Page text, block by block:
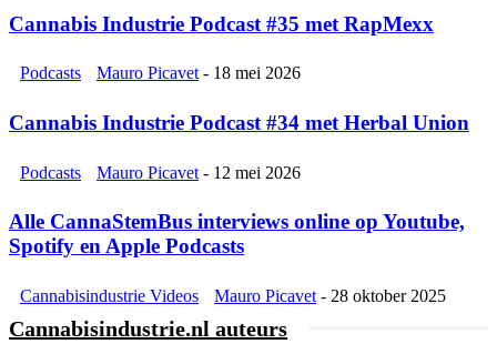
Cannabis Industrie Podcast #35 met RapMexx
Podcasts Mauro Picavet - 18 mei 2026
Cannabis Industrie Podcast #34 met Herbal Union
Podcasts Mauro Picavet - 12 mei 2026
Alle CannaStemBus interviews online op Youtube,
Spotify en Apple Podcasts
Cannabisindustrie Videos Mauro Picavet - 28 oktober 2025
Cannabisindustrie.nl auteurs